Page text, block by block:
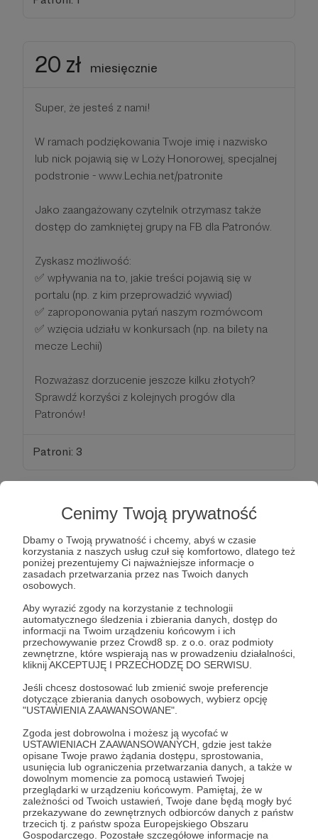
Cenimy Twoją prywatność
Dbamy o Twoją prywatność i chcemy, abyś w czasie
korzystania z naszych usług czuł się komfortowo, dlatego też
poniżej prezentujemy Ci najważniejsze informacje o
zasadach przetwarzania przez nas Twoich danych
osobowych.
Aby wyrazić zgody na korzystanie z technologii
automatycznego śledzenia i zbierania danych, dostęp do
informacji na Twoim urządzeniu końcowym i ich
przechowywanie przez Crowd8 sp. z o.o. oraz podmioty
zewnętrzne, które wspierają nas w prowadzeniu działalności,
kliknij AKCEPTUJĘ I PRZECHODZĘ DO SERWISU.
Jeśli chcesz dostosować lub zmienić swoje preferencje
dotyczące zbierania danych osobowych, wybierz opcję
"USTAWIENIA ZAAWANSOWANE".
Zgoda jest dobrowolna i możesz ją wycofać w
USTAWIENIACH ZAAWANSOWANYCH, gdzie jest także
opisane Twoje prawo żądania dostępu, sprostowania,
usunięcia lub ograniczenia przetwarzania danych, a także w
dowolnym momencie za pomocą ustawień Twojej
przeglądarki w urządzeniu końcowym. Pamiętaj, że w
zależności od Twoich ustawień, Twoje dane będą mogły być
przekazywane do zewnętrznych odbiorców danych z państw
trzecich tj. z państw spoza Europejskiego Obszaru
Gospodarczego. Pozostałe szczegółowe informacje na
20 zł miesięcznie
Super, że jesteś z nami!
W ramach podziękowania Twoje imię i nazwisko
lub nick pojawią się w Loży Honorowej, specjalnej
podstronie - www.Lechia.net/patronite
Jako zaangażowany czytelnik otrzymasz także
dostęp do zamkniętej grupy na FB dla Patronów.
Zyskasz możliwość:
✅ wpływania na to, jakie treści pojawią się w
portalu (np. z kim przeprowadzić wywiad)
✅ zaproponowania pytań naszym rozmówcom
✅ wzięcia udziału w konkursach (np. na bilety na
mecze Lechii)
Rozważasz dorzucenie jeszcze kilku złotych?
Sprawdź korzyści z kolejnych progów dla
Patronów!
Patroni: 3
50 zł miesięcznie
Widać, że nas doceniasz!
Otrzymasz wszystkie benefity z wcześniejszego
progu.
Dodatkowo, w ramach podziękowania Twoje imię i
nazwisko lub nick zostaną wymienione w naszych
Co 3 miesiące możesz także wybrać zdjęcie z
naszej galerii, które otrzymasz z autografem
zawodnika Lechii Gdańsk, stając się posiadaczem
unikalnej kolekcji!
Rozważasz dorzucenie jeszcze kilku złotych?
Sprawdź korzyści z kolejnych progów dla
Patronów!